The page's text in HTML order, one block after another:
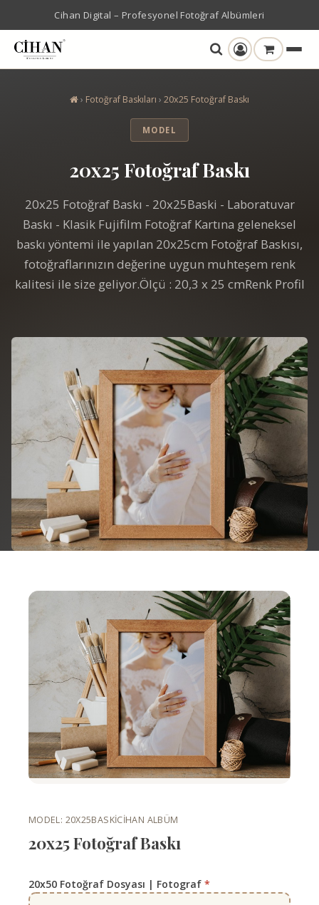
Cihan Digital – Profesyonel Fotoğraf Albümleri
› Fotoğraf Baskıları › 20x25 Fotoğraf Baskı
MODEL
20x25 Fotoğraf Baskı
20x25 Fotoğraf Baskı - 20x25Baski - Laboratuvar
Baskı - Klasik Fujifilm Fotoğraf Kartına geleneksel
baskı yöntemi ile yapılan 20x25cm Fotoğraf Baskısı,
fotoğraflarınızın değerine uygun muhteşem renk
kalitesi ile size geliyor.Ölçü : 20,3 x 25 cmRenk Profil
MODEL: 20X25BASKICIHAN ALBÜM
20x25 Fotoğraf Baskı
20x50 Fotoğraf Dosyası | Fotograf *